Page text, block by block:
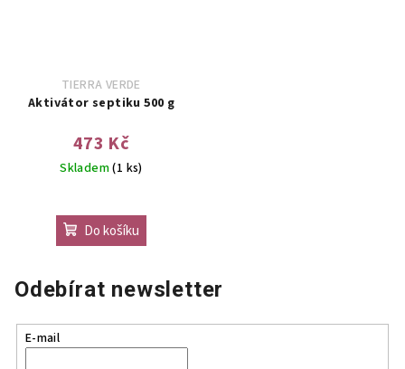
TIERRA VERDE
Aktivátor septiku 500 g
473 Kč
Skladem(1 ks)
Do košíku
Odebírat newsletter
E-mail